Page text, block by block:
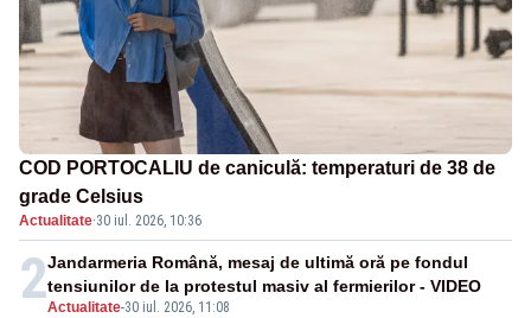
COD PORTOCALIU de caniculă: temperaturi de 38 de
grade Celsius
Actualitate·30 iul. 2026, 10:36
2Actualitate-30 iul. 2026, 11:08
Jandarmeria Română, mesaj de ultimă oră pe fondul
tensiunilor de la protestul masiv al fermierilor - VIDEO